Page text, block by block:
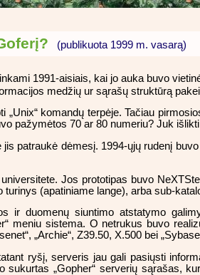
(publikuota 1999 m. vasarą)
1991-aisiais, kai jo auka buvo
medžių ur sąrašų struktūrą
komandų terpėje. Tačiau
pažymėtos 70 ar 80 numeriu? Juk
patraukė dėmesį. 1994-ųjų rudenį
Jos prototipas buvo
(apatiniame lange), arba sub-
ir duomenų siuntimo atstatymo
meniu sistema. O netrukus buvo
„Archie“, Z39.50, X.500 bei
ryšį, serveris jau gali pasiųsti
„Gopher“ serverių sąrašas,